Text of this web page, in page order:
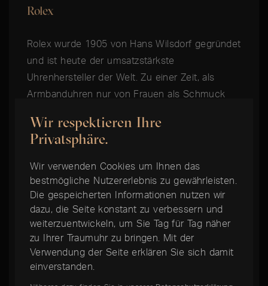
Rolex
Rolex wurde 1905 von Hans Wilsdorf gegründet
und ist heute der umsatzstärkste
Uhrenhersteller der Welt. Zu einer Zeit, als
Armbanduhren nur von Frauen als Schmuck
Geschichte der Herrenarmbanduhr, indem es
gelang, eine Armbanduhr zu bauen, die robust
genug für den täglichen Gebrauch war. Auch
heute noch ist Rolex Branchenführer im
Bereich der langlebigen Alltagsuhren und
begründete das Konzept der Toolwatch. Von
den Tiefen der Ozeane bis zu den Höhen der
Luftfahrt werden die Professional Modelle von
Rolex von Fachleuten geschätzt und erfreuen
Wir respektieren Ihre
Privatsphäre.
Wir verwenden Cookies um Ihnen das
bestmögliche Nutzererlebnis zu gewährleisten.
Die gespeicherten Informationen nutzen wir
dazu, die Seite konstant zu verbessern und
weiterzuentwickeln, um Sie Tag für Tag näher
zu Ihrer Traumuhr zu bringen. Mit der
Verwendung der Seite erklären Sie sich damit
einverstanden.